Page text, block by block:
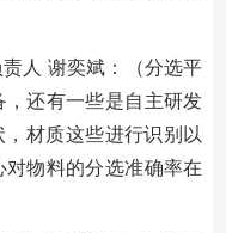
人 谢奕斌：（分选平
还有一些是自主研发
材质这些进行识别以
物料的分选准确率在